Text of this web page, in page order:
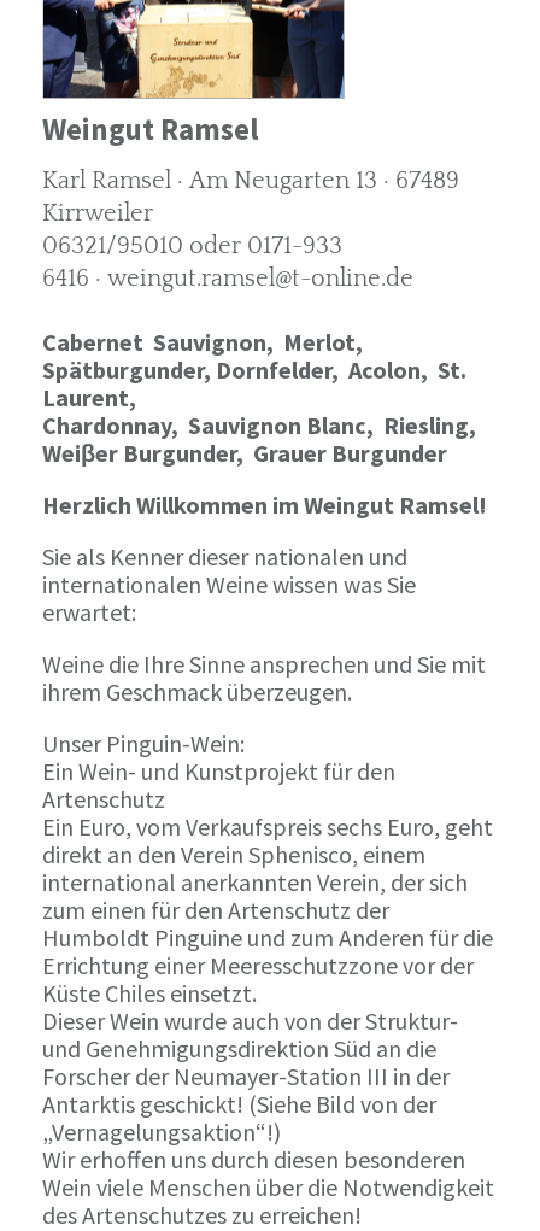
Weingut Ramsel
Karl Ramsel · Am Neugarten 13 · 67489
Kirrweiler
06321/95010 oder 0171-933
6416 · weingut.ramsel@t-online.de
Cabernet Sauvignon, Merlot,
Spätburgunder, Dornfelder, Acolon, St.
Laurent,
Chardonnay, Sauvignon Blanc, Riesling,
Weiβer Burgunder, Grauer Burgunder
Herzlich Willkommen im Weingut Ramsel!
Sie als Kenner dieser nationalen und
internationalen Weine wissen was Sie
erwartet:
Weine die Ihre Sinne ansprechen und Sie mit
ihrem Geschmack überzeugen.
Unser Pinguin-Wein:
Ein Wein- und Kunstprojekt für den
Artenschutz
Ein Euro, vom Verkaufspreis sechs Euro, geht
direkt an den Verein Sphenisco, einem
international anerkannten Verein, der sich
zum einen für den Artenschutz der
Humboldt Pinguine und zum Anderen für die
Errichtung einer Meeresschutzzone vor der
Küste Chiles einsetzt.
Dieser Wein wurde auch von der Struktur-
und Genehmigungsdirektion Süd an die
Forscher der Neumayer-Station III in der
Antarktis geschickt! (Siehe Bild von der
„Vernagelungsaktion“!)
Wir erhoffen uns durch diesen besonderen
Wein viele Menschen über die Notwendigkeit
des Artenschutzes zu erreichen!